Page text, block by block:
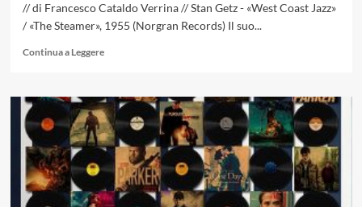
// di Francesco Cataldo Verrina // Stan Getz - «West Coast Jazz»
/ «The Steamer», 1955 (Norgran Records) Il suo...
Continua a LeggereLeggi
su
Stan
Getz,
il
«negromante»
bianco